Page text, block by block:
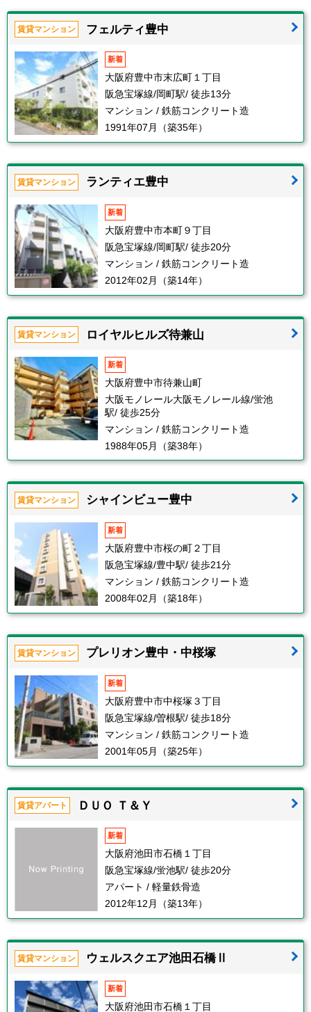
賃貸マンション フェルティ豊中
新着
大阪府豊中市末広町１丁目
阪急宝塚線/岡町駅/ 徒歩13分
マンション / 鉄筋コンクリート造
1991年07月（築35年）
賃貸マンション ランティエ豊中
新着
大阪府豊中市本町９丁目
阪急宝塚線/岡町駅/ 徒歩20分
マンション / 鉄筋コンクリート造
2012年02月（築14年）
賃貸マンション ロイヤルヒルズ待兼山
新着
大阪府豊中市待兼山町
大阪モノレール大阪モノレール線/蛍池
駅/ 徒歩25分
マンション / 鉄筋コンクリート造
1988年05月（築38年）
賃貸マンション シャインビュー豊中
新着
大阪府豊中市桜の町２丁目
阪急宝塚線/豊中駅/ 徒歩21分
マンション / 鉄筋コンクリート造
2008年02月（築18年）
賃貸マンション プレリオン豊中・中桜塚
新着
大阪府豊中市中桜塚３丁目
阪急宝塚線/曽根駅/ 徒歩18分
マンション / 鉄筋コンクリート造
2001年05月（築25年）
賃貸アパート ＤＵＯ Ｔ＆Ｙ
新着
大阪府池田市石橋１丁目
阪急宝塚線/蛍池駅/ 徒歩20分
アパート / 軽量鉄骨造
2012年12月（築13年）
賃貸マンション ウェルスクエア池田石橋Ⅱ
新着
大阪府池田市石橋１丁目